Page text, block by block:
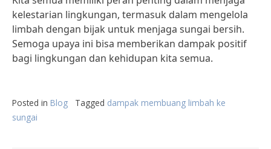
kelestarian lingkungan, termasuk dalam mengelola
limbah dengan bijak untuk menjaga sungai bersih.
Semoga upaya ini bisa memberikan dampak positif
bagi lingkungan dan kehidupan kita semua.
Posted in Blog Tagged dampak membuang limbah ke
sungai